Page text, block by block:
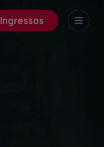
Ingressos